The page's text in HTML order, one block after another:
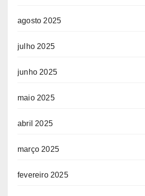
agosto 2025
julho 2025
junho 2025
maio 2025
abril 2025
março 2025
fevereiro 2025